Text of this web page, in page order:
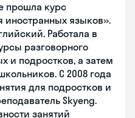
прошла курс
иностранных языков».
Работала в
разговорного
и подростков, а затем
С 2008 года
для подростков и
Skyeng.
занятий